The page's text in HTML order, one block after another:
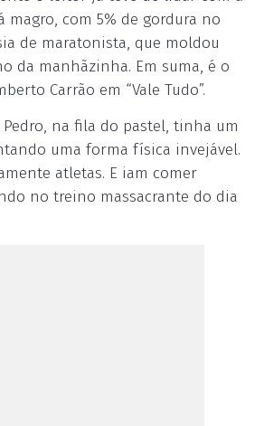
magro, com 5% de gordura no
de maratonista, que moldou
da manhãzinha. Em suma, é o
Carrão em “Vale Tudo”.
na fila do pastel, tinha um
uma forma física invejável.
atletas. E iam comer
no treino massacrante do dia